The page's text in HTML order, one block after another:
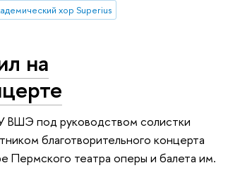
хор Superius
на
ВШЭ под руководством солистки
благотворительного концерта
Пермского театра оперы и балета им.